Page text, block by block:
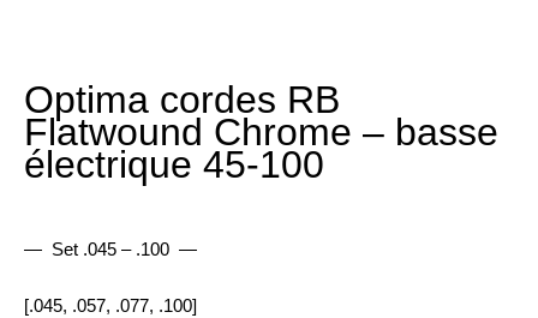
Optima cordes RB
Flatwound Chrome – basse
électrique 45-100
— Set .045 – .100 —
[.045, .057, .077, .100]